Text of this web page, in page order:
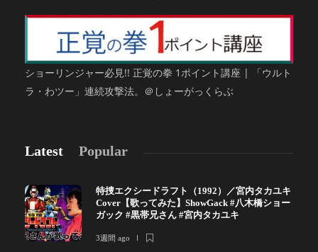
ショーリンジャー必見!! 正覚の拳 1ポイント講座 | 「ウルト
ラ・わツー」連続攻撃法。＠しょーがっくらぶ
Latest Popular
特捜エクシードラフト（1992）／宮内タカユキ
Cover【歌ってみた】ShowGack #八木橋ショー
ガック #黒帯兄さん #宮内タカユキ
3週間 ago